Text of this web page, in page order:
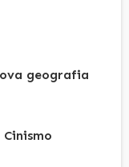
geografia